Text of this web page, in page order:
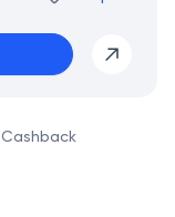
Cashback